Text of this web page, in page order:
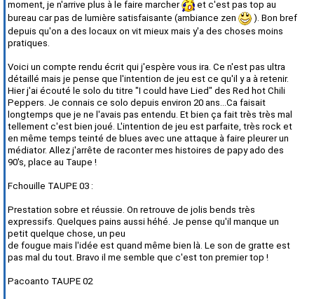
moment, je n'arrive plus à le faire marcher
et c'est pas top au
bureau car pas de lumière satisfaisante (ambiance zen
). Bon bref
depuis qu'on a des locaux on vit mieux mais y'a des choses moins
pratiques.
Voici un compte rendu écrit qui j'espère vous ira. Ce n'est pas ultra
détaillé mais je pense que l'intention de jeu est ce qu'il y a à retenir.
Hier j'ai écouté le solo du titre "I could have Lied" des Red hot Chili
Peppers. Je connais ce solo depuis environ 20 ans...Ca faisait
longtemps que je ne l'avais pas entendu. Et bien ça fait très très mal
tellement c'est bien joué. L'intention de jeu est parfaite, très rock et
en même temps teinté de blues avec une attaque à faire pleurer un
médiator. Allez j'arrête de raconter mes histoires de papy ado des
90's, place au Taupe !
Fchouille TAUPE 03 :
Prestation sobre et réussie. On retrouve de jolis bends très
expressifs. Quelques pains aussi héhé. Je pense qu'il manque un
petit quelque chose, un peu
de fougue mais l'idée est quand même bien là. Le son de gratte est
pas mal du tout. Bravo il me semble que c'est ton premier top !
Pacoanto TAUPE 02